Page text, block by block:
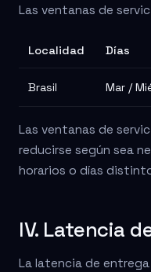
Las ventanas de
Localidad Días
Brasil Mar /
Las ventanas de
reducirse según sea
horarios o días
IV. Latencia
La latencia de